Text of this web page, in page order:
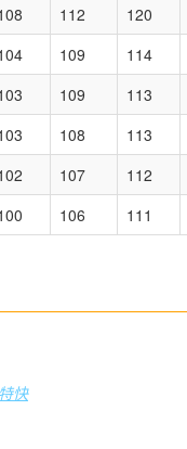
112 120
109 114
109 113
108 113
107 112
106 111
快